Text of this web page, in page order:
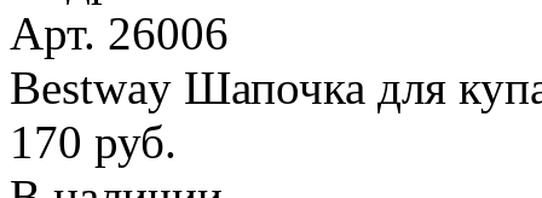
Арт. 26006
Bestway Шапочка для
170 руб.